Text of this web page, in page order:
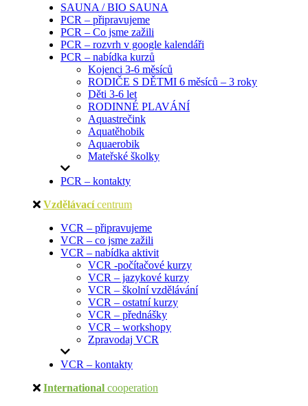
SAUNA / BIO SAUNA
PCR – připravujeme
PCR – Co jsme zažili
PCR – rozvrh v google kalendáři
PCR – nabídka kurzů
Kojenci 3-6 měsíců
RODIČE S DĚTMI 6 měsíců – 3 roky
Děti 3-6 let
RODINNÉ PLAVÁNÍ
Aquastrečink
Aquatěhobik
Aquaerobik
Mateřské školky
PCR – kontakty
Vzdělávací centrum
VCR – připravujeme
VCR – co jsme zažili
VCR – nabídka aktivit
VCR -počítačové kurzy
VCR – jazykové kurzy
VCR – školní vzdělávání
VCR – ostatní kurzy
VCR – přednášky
VCR – workshopy
Zpravodaj VCR
VCR – kontakty
International cooperation